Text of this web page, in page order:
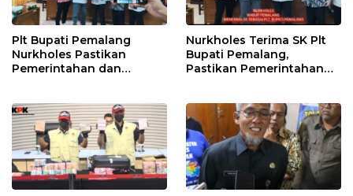
Plt Bupati Pemalang
Nurkholes Pastikan
Pemerintahan dan
Nurkholes Terima SK Plt
Bupati Pemalang,
Pastikan Pemerintahan